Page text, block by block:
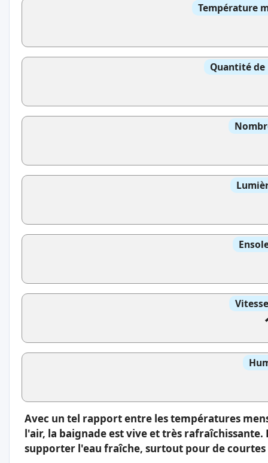
Température
Quantité
Avec un tel rapport entre les températures
l'air, la baignade est vive et très rafraîchissante.
supporter l'eau fraîche, surtout pour de courtes